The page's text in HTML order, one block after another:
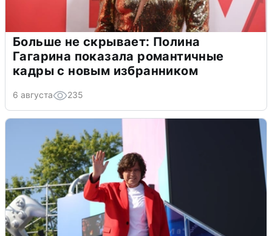
Больше не скрывает: Полина
Гагарина показала романтичные
кадры с новым избранником
6 августа 235